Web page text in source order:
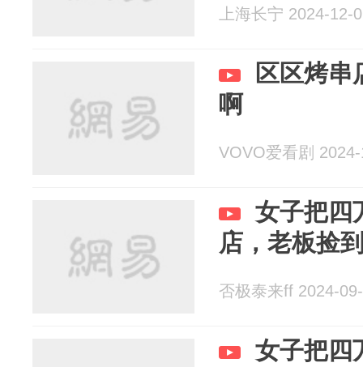
上海长宁 2024-12-
区区烤串
啊
VOVO爱看剧
女子把四
店，老板捡
否极泰来ff 2024-
女子把四